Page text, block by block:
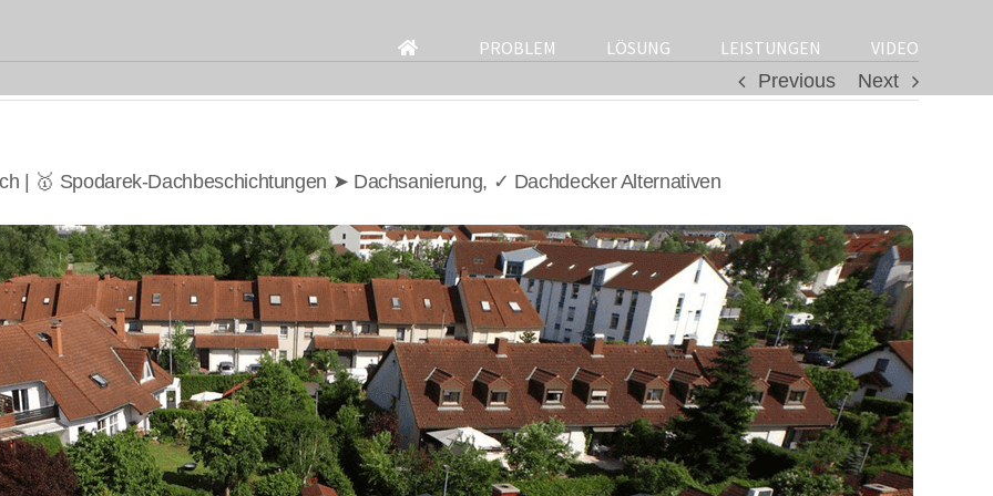
for:
PROBLEM LÖSUNG LEISTUNGEN
VIDEO
Previous
Next
| 🥇 Spodarek-Dachbeschichtungen ➤ Dachsanierung, ✓ Dachdecker Alternativen